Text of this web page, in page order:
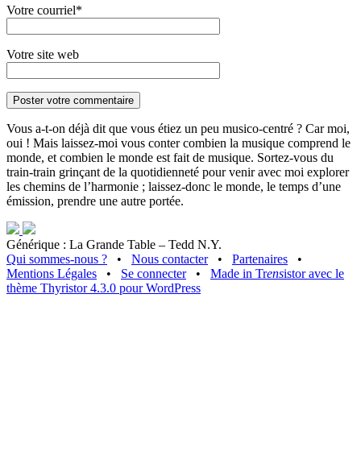
Votre courriel*
Votre site web
Vous a-t-on déjà dit que vous étiez un peu musico-centré ? Car moi,
oui ! Mais laissez-moi vous conter combien la musique comprend le
monde, et combien le monde est fait de musique. Sortez-vous du
train-train grinçant de la quotidienneté pour venir avec moi explorer
les chemins de l’harmonie ; laissez-donc le monde, le temps d’une
émission, prendre une autre portée.
Générique : La Grande Table – Tedd N.Y.
Qui sommes-nous ?
• Nous contacter • Partenaires
•
Mentions Légales
• Se connecter • Made in Trensistor avec le
thème Thyristor 4.3.0 pour WordPress